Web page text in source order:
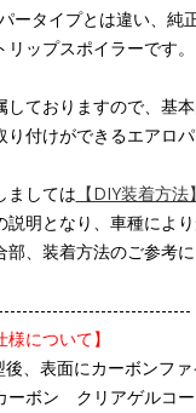
ータイプとは違い、純
リップスポイラーです。
しておりますので、基
付けができるエアロパ
しては 【DIY装着方法】
説明となり、車種によ
部、装着方法のご参考
様について】
後、表面にカーボンフ
ーボン クリアゲルコ